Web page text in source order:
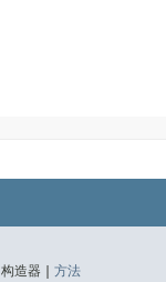
构造器 | 方法